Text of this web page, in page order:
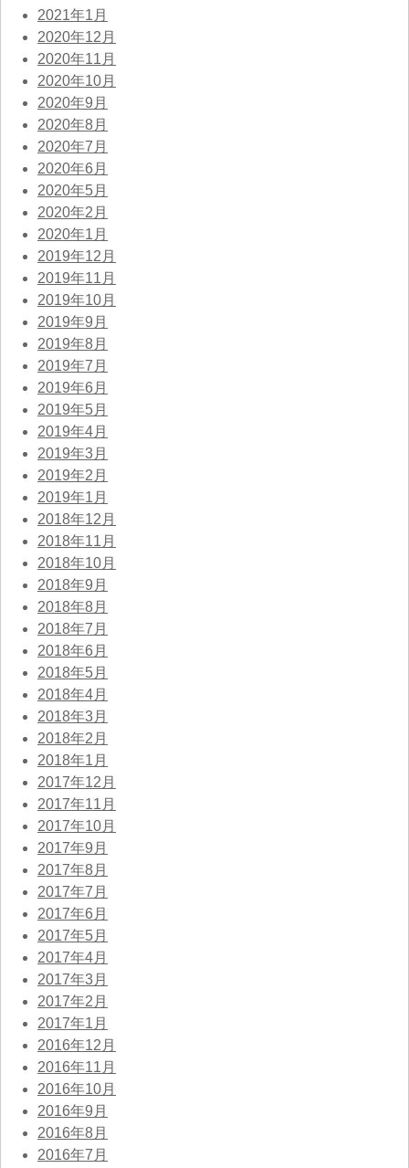
2021年1月
2020年12月
2020年11月
2020年10月
2020年9月
2020年8月
2020年7月
2020年6月
2020年5月
2020年2月
2020年1月
2019年12月
2019年11月
2019年10月
2019年9月
2019年8月
2019年7月
2019年6月
2019年5月
2019年4月
2019年3月
2019年2月
2019年1月
2018年12月
2018年11月
2018年10月
2018年9月
2018年8月
2018年7月
2018年6月
2018年5月
2018年4月
2018年3月
2018年2月
2018年1月
2017年12月
2017年11月
2017年10月
2017年9月
2017年8月
2017年7月
2017年6月
2017年5月
2017年4月
2017年3月
2017年2月
2017年1月
2016年12月
2016年11月
2016年10月
2016年9月
2016年8月
2016年7月